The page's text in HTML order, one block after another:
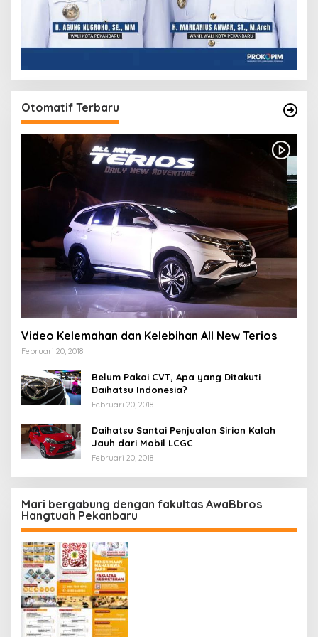
Otomatif Terbaru
Video Kelemahan dan Kelebihan All New Terios
Februari 20, 2018
Belum Pakai CVT, Apa yang Ditakuti
Daihatsu Indonesia?
Februari 20, 2018
Daihatsu Santai Penjualan Sirion Kalah
Jauh dari Mobil LCGC
Februari 20, 2018
Mari bergabung dengan fakultas AwaBbros
Hangtuah Pekanbaru